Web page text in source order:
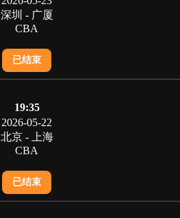
深圳 - 广厦
CBA
已结束
19:35
2026-05-22
北京 - 上海
CBA
已结束